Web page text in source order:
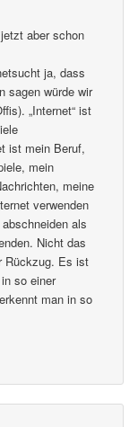
aber schon
ja, dass
sagen würde wir
„Internet“ ist
ist mein Beruf,
mein
meine
verwenden
als
Nicht das
Rückzug. Es ist
so einer
man in so